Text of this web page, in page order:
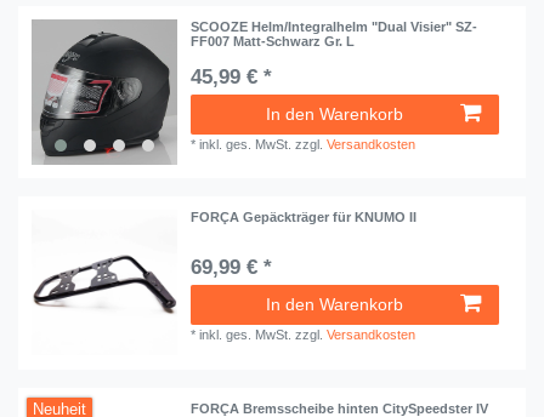
SCOOZE Helm/Integralhelm "Dual Visier" SZ-
FF007 Matt-Schwarz Gr. L
45,99 € *
In den Warenkorb
*inkl. ges. MwSt. zzgl.Versandkosten
FORÇA Gepäckträger für KNUMO II
69,99 € *
In den Warenkorb
*inkl. ges. MwSt. zzgl.Versandkosten
Neuheit FORÇA Bremsscheibe hinten CitySpeedster IV